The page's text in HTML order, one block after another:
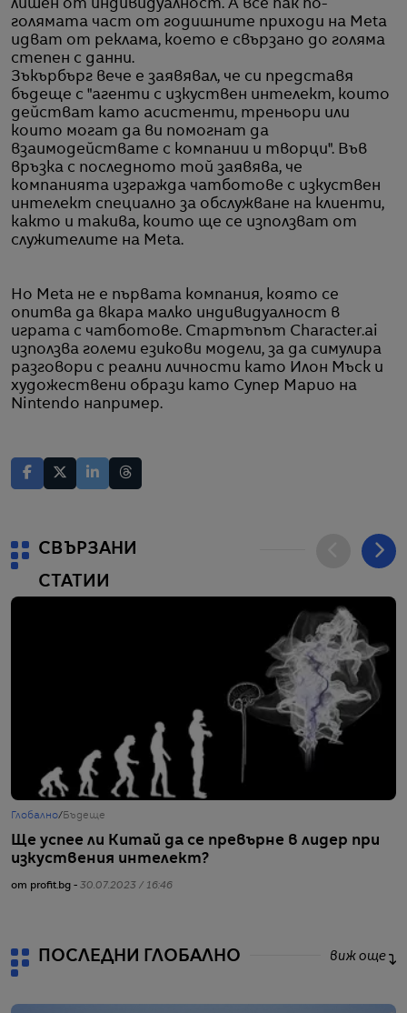
лишен от индивидуалност. А все пак по-
голямата част от годишните приходи на Meta
идват от реклама, което е свързано до голяма
степен с данни.
Зъкърбърг вече е заявявал, че си представя
бъдеще с "агенти с изкуствен интелект, които
действат като асистенти, треньори или
които могат да ви помогнат да
взаимодействате с компании и творци". Във
връзка с последното той заявява, че
компанията изгражда чатботове с изкуствен
интелект специално за обслужване на клиенти,
както и такива, които ще се използват от
служителите на Meta.
Но Meta не е първата компания, която се
опитва да вкара малко индивидуалност в
играта с чатботове. Стартъпът Character.ai
използва големи езикови модели, за да симулира
разговори с реални личности като Илон Мъск и
художествени образи като Супер Марио на
Nintendo например.
СВЪРЗАНИ
СТАТИИ
Глобално/ Бъдеще
Ще успее ли Китай да се превърне в лидер при
изкуствения интелект?
от profit.bg - 30.07.2023 / 16:46
ПОСЛЕДНИ ГЛОБАЛНО виж още